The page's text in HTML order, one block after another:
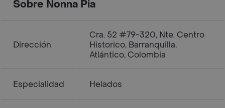
Sobre Nonna Pia
Dirección
Cra. 52 #79-320, Nte. Centro
Historico, Barranquilla,
Atlántico, Colombia
Especialidad Helados